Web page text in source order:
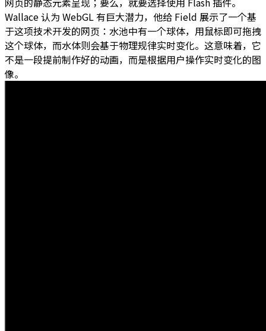
Wallace 认为 WebGL 有巨大潜力，他给 Field 展示了一个基
于这项技术开发的网页：水池中有一个球体，用鼠标即可拖拽
这个球体，而水体则会基于物理规律实时变化。这意味着，它
不是一段提前制作好的动画，而是根据用户操作实时变化的图
像。